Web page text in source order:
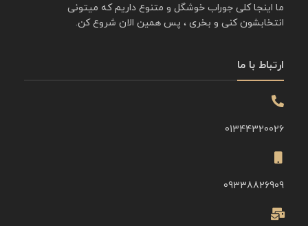
ما اینجا کلی جوراب خوشگل و متنوع داریم که میتونی
انتخابشون کنی و بخری ، پس همین الان شروع کن.
ارتباط با ما
01344320026
09338826909